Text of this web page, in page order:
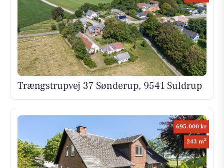
Trængstrupvej 37 Sønderup, 9541 Suldrup
695.000 kr
243 m2